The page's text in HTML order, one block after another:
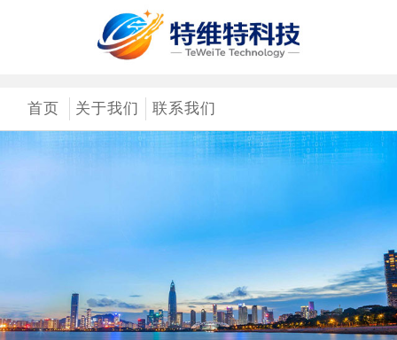
首页 关于我们 联系我们